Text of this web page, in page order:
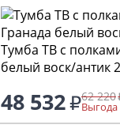
Тумба ТВ с
белый воск/антик